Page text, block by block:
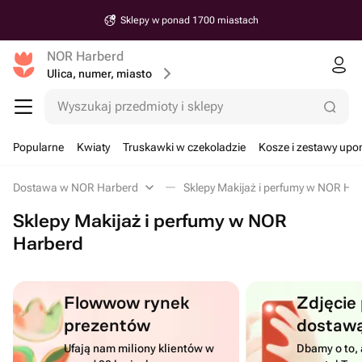
Sklepy w ponad 1700 miastach
NOR Harberd
Ulica, numer, miasto
Wyszukaj przedmioty i sklepy
Popularne Kwiaty Truskawki w czekoladzie Kosze i zestawy
Dostawa w NOR Harberd Sklepy Makijaż i perfumy w NOR
Sklepy Makijaż i perfumy w NOR
Harberd
Flowwow rynek
prezentów
Ufają nam miliony klientów w
Dbamy o to,